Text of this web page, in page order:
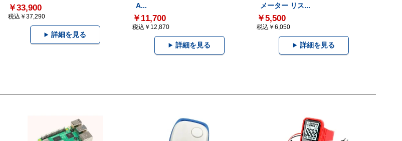
￥33,900
税込￥37,290
詳細を見る
A...
￥11,700
税込￥12,870
詳細を見る
メーター リス...
￥5,500
税込￥6,050
詳細を見る